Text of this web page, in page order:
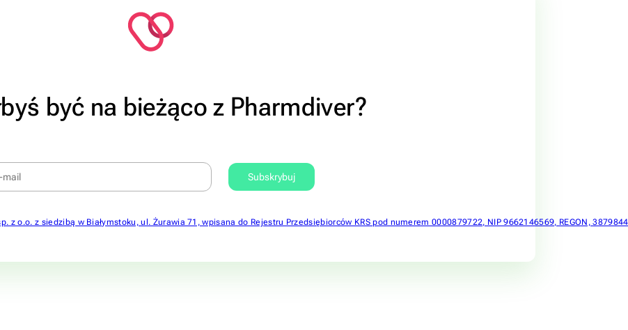
być na bieżąco z Pharmdiver?
z o.o. z siedzibą w Białymstoku, ul. Żurawia 71, wpisana do Rejestru Przedsiębiorców KRS pod numerem 0000879722, NIP 9662146569, REGON,